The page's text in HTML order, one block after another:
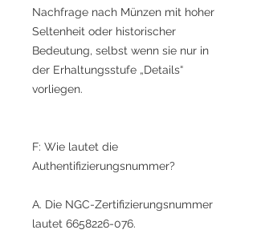
Nachfrage nach Münzen mit hoher
Seltenheit oder historischer
Bedeutung, selbst wenn sie nur in
der Erhaltungsstufe „Details“
vorliegen.
F: Wie lautet die
Authentifizierungsnummer?
A. Die NGC-Zertifizierungsnummer
lautet 6658226-076.